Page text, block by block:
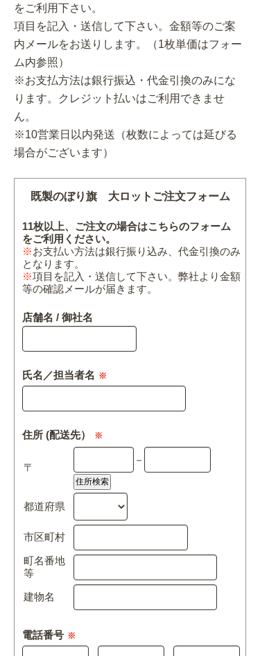
をご利用下さい。
項目を記入・送信して下さい。金額等のご案
内メールをお送りします。（1枚単価はフォー
ム内参照）
※お支払方法は銀行振込・代金引換のみにな
ります。クレジット払いはご利用できませ
ん。
※10営業日以内発送（枚数によっては延びる
場合がございます）